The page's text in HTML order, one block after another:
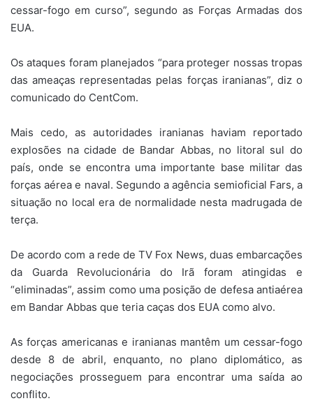
cessar-fogo em curso”, segundo as Forças Armadas dos
EUA.
Os ataques foram planejados “para proteger nossas tropas
das ameaças representadas pelas forças iranianas”, diz o
comunicado do CentCom.
Mais cedo, as autoridades iranianas haviam reportado
explosões na cidade de Bandar Abbas, no litoral sul do
país, onde se encontra uma importante base militar das
forças aérea e naval. Segundo a agência semioficial Fars, a
situação no local era de normalidade nesta madrugada de
terça.
De acordo com a rede de TV Fox News, duas embarcações
da Guarda Revolucionária do Irã foram atingidas e
“eliminadas”, assim como uma posição de defesa antiaérea
em Bandar Abbas que teria caças dos EUA como alvo.
As forças americanas e iranianas mantêm um cessar-fogo
desde 8 de abril, enquanto, no plano diplomático, as
negociações prosseguem para encontrar uma saída ao
conflito.